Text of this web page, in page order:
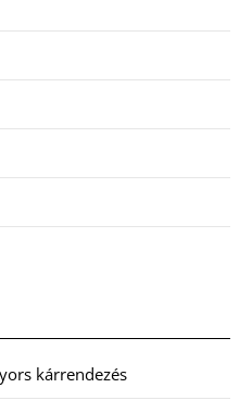
kárrendezés